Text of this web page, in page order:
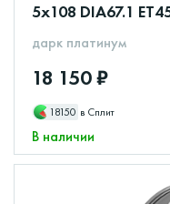
5x108 DIA67.1
дарк платинум
18 150 ₽
18150 в Сплит
В наличии